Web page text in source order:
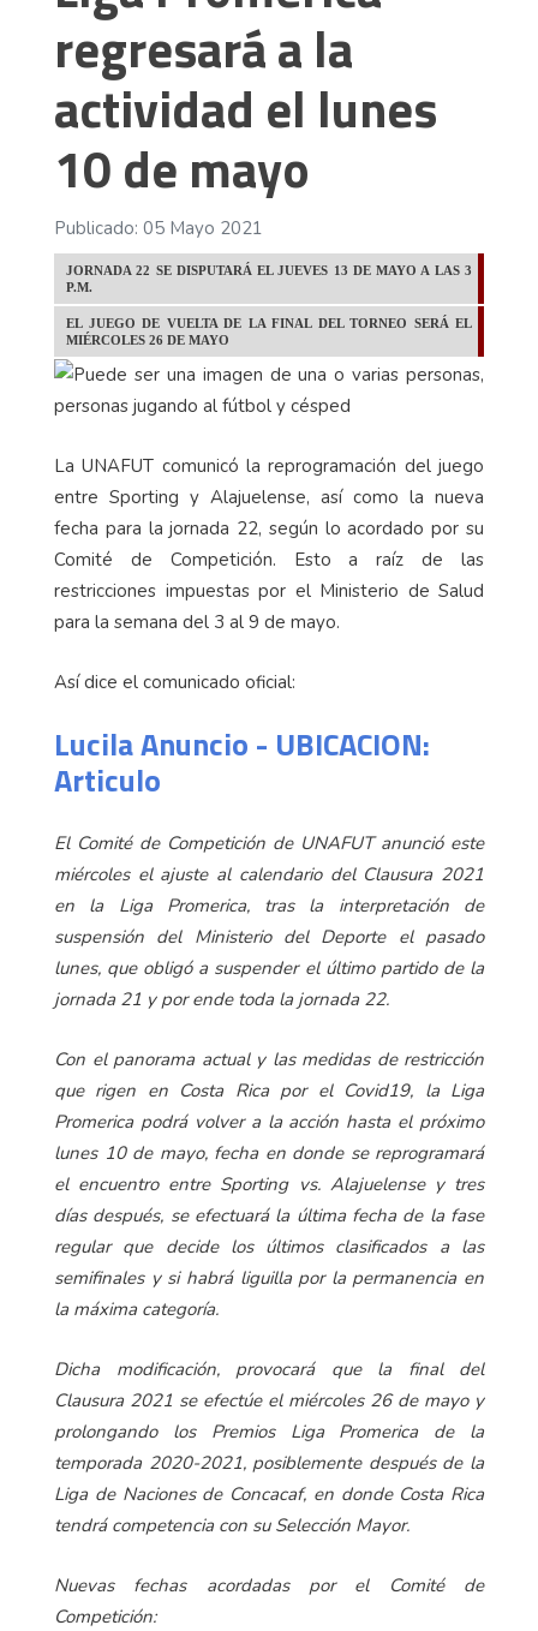
regresará a la
actividad el lunes
10 de mayo
Publicado: 05 Mayo 2021
JORNADA 22 SE DISPUTARÁ EL JUEVES 13 DE MAYO A LAS 3
P.M.
EL JUEGO DE VUELTA DE LA FINAL DEL TORNEO SERÁ EL
MIÉRCOLES 26 DE MAYO
La UNAFUT comunicó la reprogramación del juego
entre Sporting y Alajuelense, así como la nueva
fecha para la jornada 22, según lo acordado por su
Comité de Competición. Esto a raíz de las
restricciones impuestas por el Ministerio de Salud
para la semana del 3 al 9 de mayo.
Así dice el comunicado oficial:
Lucila Anuncio - UBICACION:
Articulo
El Comité de Competición de UNAFUT anunció este
miércoles el ajuste al calendario del Clausura 2021
en la Liga Promerica, tras la interpretación de
suspensión del Ministerio del Deporte el pasado
lunes, que obligó a suspender el último partido de la
jornada 21 y por ende toda la jornada 22.
Con el panorama actual y las medidas de restricción
que rigen en Costa Rica por el Covid19, la Liga
Promerica podrá volver a la acción hasta el próximo
lunes 10 de mayo, fecha en donde se reprogramará
el encuentro entre Sporting vs. Alajuelense y tres
días después, se efectuará la última fecha de la fase
regular que decide los últimos clasificados a las
semifinales y si habrá liguilla por la permanencia en
la máxima categoría.
Dicha modificación, provocará que la final del
Clausura 2021 se efectúe el miércoles 26 de mayo y
prolongando los Premios Liga Promerica de la
temporada 2020-2021, posiblemente después de la
Liga de Naciones de Concacaf, en donde Costa Rica
tendrá competencia con su Selección Mayor.
Nuevas fechas acordadas por el Comité de
Competición: